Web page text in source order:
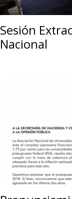
Sesión
Nacional